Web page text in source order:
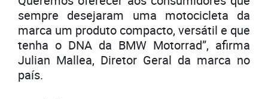
sempre desejaram uma motocicleta da
marca um produto compacto, versátil e que
tenha o DNA da BMW Motorrad”, afirma
Julian Mallea, Diretor Geral da marca no
país.